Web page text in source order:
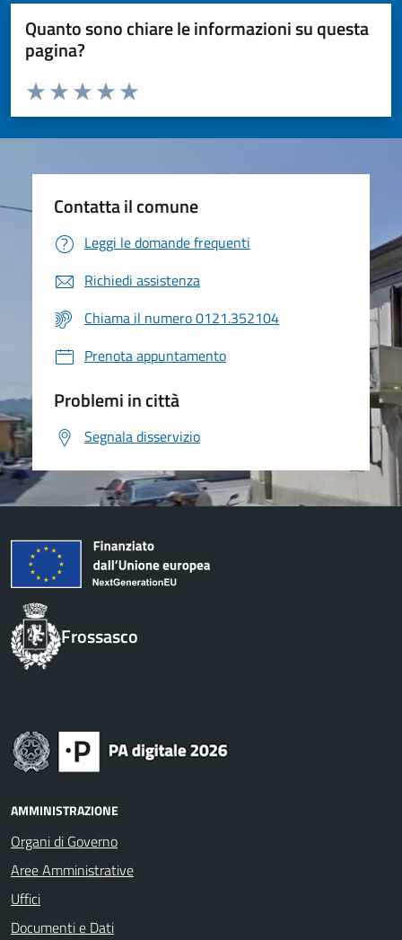
Quanto sono chiare le informazioni su questa
pagina?
Valuta da 1 a 5 stelle la pagina
Valuta 5 stelle su 5
Valuta 4 stelle su 5
Valuta 3 stelle su 5
Valuta 2 stelle su 5
Valuta 1 stelle su 5
Contatta il comune
Leggi le domande frequenti
Richiedi assistenza
Chiama il numero 0121.352104
Prenota appuntamento
Problemi in città
Segnala disservizio
Frossasco
AMMINISTRAZIONE
Organi di Governo
Aree Amministrative
Uffici
Documenti e Dati